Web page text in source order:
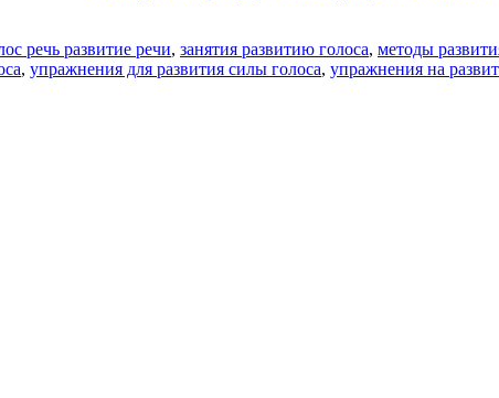
речь развитие речи, занятия развитию голоса, методы
, упражнения для развития силы голоса, упражнения на